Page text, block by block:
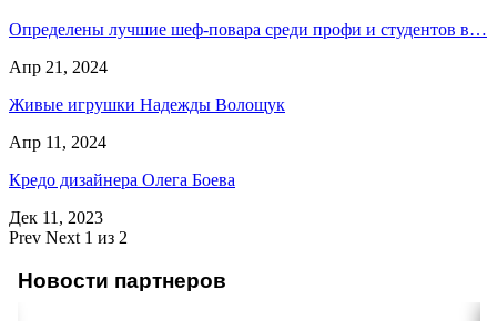
Определены лучшие шеф-повара среди профи и студентов в…
Апр 21, 2024
Живые игрушки Надежды Волощук
Апр 11, 2024
Кредо дизайнера Олега Боева
Дек 11, 2023
Prev Next 1 из 2
Новости партнеров